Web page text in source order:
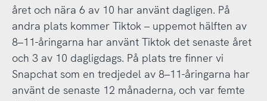
året och nära 6 av 10 har använt dagligen. På
andra plats kommer Tiktok – uppemot hälften av
8–11-åringarna har använt Tiktok det senaste året
och 3 av 10 dagligdags. På plats tre finner vi
Snapchat som en tredjedel av 8–11-åringarna har
använt de senaste 12 månaderna, och var femte